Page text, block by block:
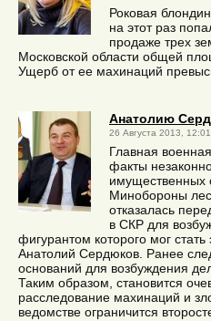
Роковая
на этот раз
продаже трех
Московской области общей
Ущерб от ее махинаций
Анатолию
26 Августа 2013, 12:01
Главная
факты
Минобороны
отказалась
в СКР для
фигурантом которого мог
Анатолий Сердюков. Ранее
оснований для возбуждения
Таким образом, становится
расследование махинаций и
ведомстве ограничится